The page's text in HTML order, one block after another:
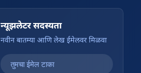
न्यूझलेटर सदस्यता
नवीन बातम्या आणि लेख ईमेलवर मिळवा